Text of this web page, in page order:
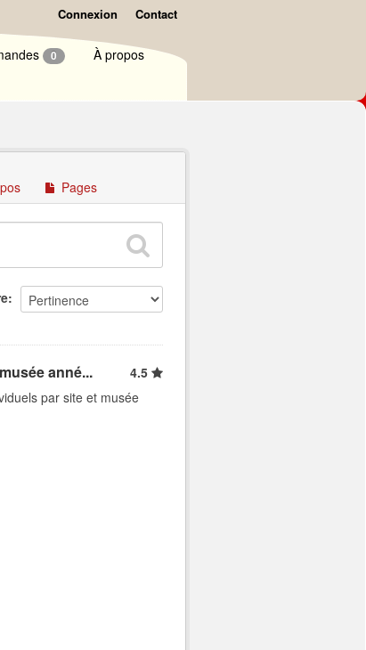
Connexion Contact
0 À propos
Pages
anné...
4.5
par site et musée